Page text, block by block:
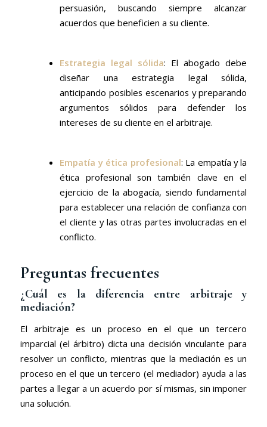
persuasión, buscando siempre alcanzar
acuerdos que beneficien a su cliente.
Estrategia legal sólida: El abogado debe
diseñar una estrategia legal sólida,
anticipando posibles escenarios y preparando
argumentos sólidos para defender los
intereses de su cliente en el arbitraje.
Empatía y ética profesional: La empatía y la
ética profesional son también clave en el
ejercicio de la abogacía, siendo fundamental
para establecer una relación de confianza con
el cliente y las otras partes involucradas en el
conflicto.
Preguntas frecuentes
¿Cuál es la diferencia entre arbitraje y
mediación?
El arbitraje es un proceso en el que un tercero
imparcial (el árbitro) dicta una decisión vinculante para
resolver un conflicto, mientras que la mediación es un
proceso en el que un tercero (el mediador) ayuda a las
partes a llegar a un acuerdo por sí mismas, sin imponer
una solución.